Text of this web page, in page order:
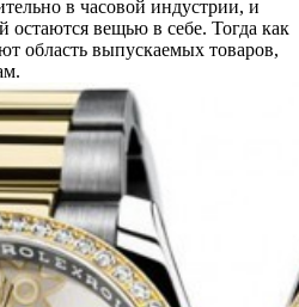
в часовой индустрии, и
остаются вещью в себе. Тогда как
область выпускаемых товаров,